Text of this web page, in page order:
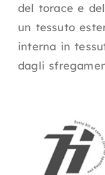
del torace e
un tessuto
interna in
dagli